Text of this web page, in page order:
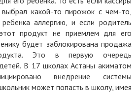
какой-то пирожок с чем-то,
аллергию, и если родитель
продукт не приемлем для его
будет заблокирована продажа
Это в первую очередь
В 17 школах Астаны акиматом
внедрение системы
может попасть в школу, имея